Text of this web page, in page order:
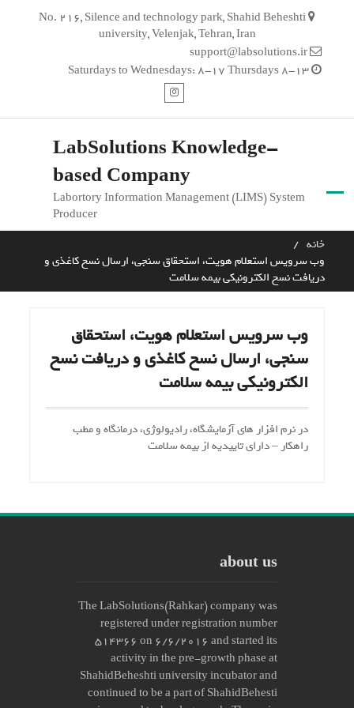
No. 216, Silence and technology park, Shahid Beheshti
university, Velenjak, Tehran, Iran
support@labsolutions.ir
Saturdays to Wednesdays: 8-17 Thursdays 8-13
LabSolutions Knowledge-
based Company
Labortory Information Management (LIMS) System
Producer
خانه
وب سرویس استعلام هویت، استحقاق سنجی، ارسال نسخ کاغذی و
دریافت نسخ الکترونیکی بیمه سلامت
وب سرویس استعلام هویت، استحقاق
سنجی، ارسال نسخ کاغذی و دریافت نسخ
الکترونیکی بیمه سلامت
در نرم افزار های آزمایشگاه، رادیولوژی، درمانگاه و مطب
راهکار – دارای تاییدیه از بیمه سلامت
about us
The LabSolutions(Rahkar) company was
registered under registration number
514366 on 6/6/2016 and started its
activity in the pre-growth phase at
ShahidBeheshti university incubator and
continued to be a part of ShahidBehesti